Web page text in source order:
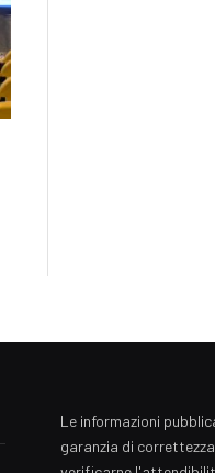
Le informazioni
garanzia di